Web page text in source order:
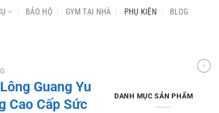
BẢO HỘ GYM TẠI NHÀ PHỤ KIỆN
BLOG
Guang Yu
Cao Cấp Sức
DANH MỤC SẢN PHẨM